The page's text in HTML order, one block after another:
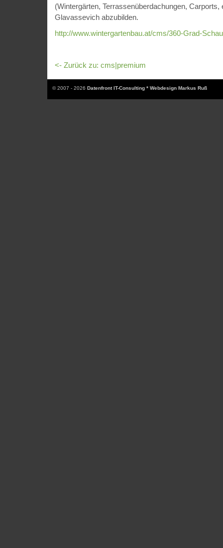
(Wintergärten, Terrassenüberdachungen, Carports,
Glavassevich abzubilden.
http://www.wintergartenbau.at/cms/360-Grad-
<- Zurück zu: cms|premium
© 2007 - 2026 Datenfront IT-Consulting * Webdesign Markus Ruß